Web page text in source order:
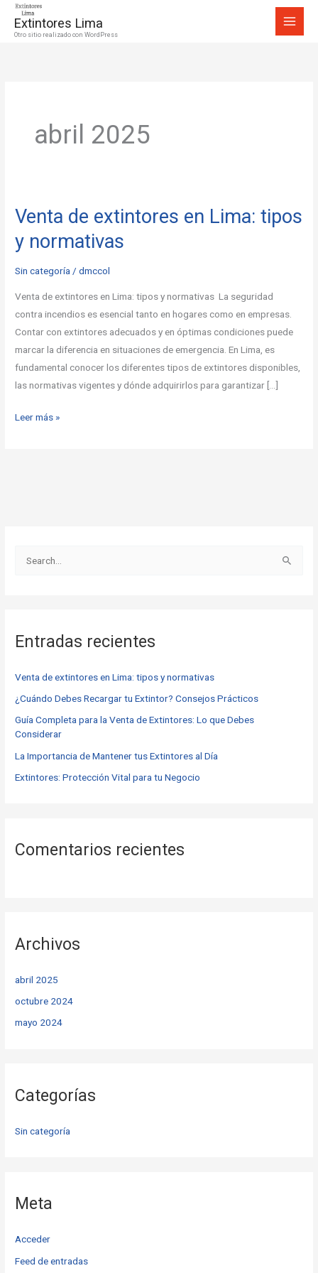
Extintores Lima
Otro sitio realizado con WordPress
abril 2025
Venta de extintores en Lima: tipos
y normativas
Sin categoría /dmccol
Venta de extintores en Lima: tipos y normativas La seguridad
contra incendios es esencial tanto en hogares como en empresas.
Contar con extintores adecuados y en óptimas condiciones puede
marcar la diferencia en situaciones de emergencia. En Lima, es
fundamental conocer los diferentes tipos de extintores disponibles,
las normativas vigentes y dónde adquirirlos para garantizar […]
Venta
extintores
en
tipos
y
normativas
Leer más »
a
p
o
r
:
Entradas recientes
Venta de extintores en Lima: tipos y normativas
¿Cuándo Debes Recargar tu Extintor? Consejos Prácticos
Guía Completa para la Venta de Extintores: Lo que Debes
Considerar
La Importancia de Mantener tus Extintores al Día
Extintores: Protección Vital para tu Negocio
Comentarios recientes
Archivos
abril 2025
octubre 2024
mayo 2024
Categorías
Sin categoría
Meta
Acceder
Feed de entradas